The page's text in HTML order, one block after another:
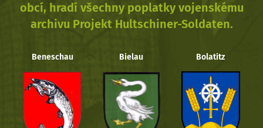
obcí, hradí všechny poplatky vojenskému
archivu Projekt Hultschiner-Soldaten.
Beneschau Bielau Bolatitz